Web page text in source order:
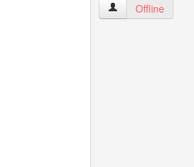
grafikerxteam
Offline